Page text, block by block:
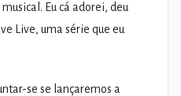
Eu cá adorei, deu
Live, uma série que eu
se se lançaremos a